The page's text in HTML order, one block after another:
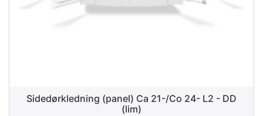
Sidedørkledning (panel) Ca 21-/Co 24- L2 - DD
(lim)